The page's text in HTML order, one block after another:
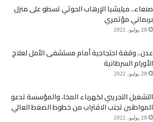
صنعاء.. ميليشيا الإرهاب الحوثي تسطو على منزل
بربماني مؤتمري
28 يوليو، 2022
عدن.. وقفة احتجاجية أمام مستشفى الأمل لعلاج
الأورام السرطانية
28 يوليو، 2022
التشغيل التجريبي لكهرباء المخا، والمؤسسة تدعو
المواطنين تجنب الاقتراب من خطوط الضغط العالي
28 يوليو، 2022